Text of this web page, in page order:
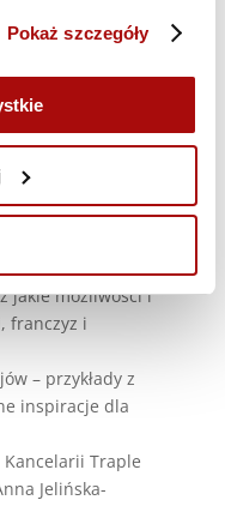
Pokaż szczegóły
wciąż mogą być
aptekarskiego – co
i działań
dopuszczający
oraz jego
w
jakie możliwości i
franczyz i
– przykłady z
inspiracje dla
Traple
Jelińska-